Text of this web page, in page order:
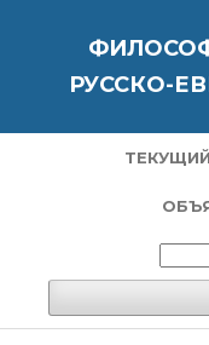
РУССКО-